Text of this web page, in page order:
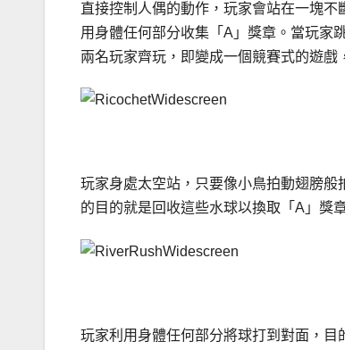
直接控制人偶的動作，玩家會站在一塊
用身體任何部分收集「A」獎章。當玩家
兩名玩家齊玩，即變成一個競賽式的遊戲
玩家身處太空站，只要像小鳥拍動翅膀
的目的就是回收這些水球以換取「A」獎
玩家利用身體任何部分將球打到對面，